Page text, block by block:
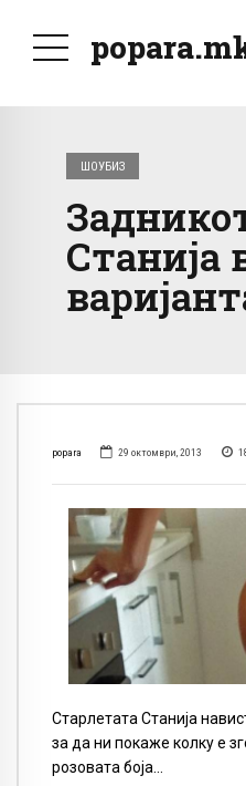
ШОУБИЗ
Станија
popara 29 октомври, 2013
Старлетата Станија
за да ни покаже колку е
розовата боја…